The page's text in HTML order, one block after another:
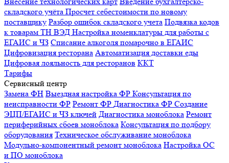
складского учёта Просчет себестоимости по новому
поставщику Разбор ошибок складского учета Подвязка кодов
к товарам ТН ВЭД Настройка номенклатуры для работы с
ЕГАИС и ЧЗ Списание алкоголя помарочно в ЕГАИС
Цифровизация ресторана Автоматизация доставки еды
Цифровая лояльность для ресторанов ККТ
Тарифы
Сервисный центр
Замена ФН Выездная настройка ФР Консультация по
неисправности ФР Ремонт ФР Диагностика ФР Создание
ЭЦП/ЕГАИС и ЧЗ ключей Диагностика моноблока Ремонт
периферийных сбоев моноблока Консультация по подбору
оборудования Техническое обслуживание моноблока
Модульно-компонентный ремонт моноблока Настройка ОС
и ПО моноблока